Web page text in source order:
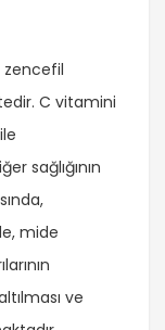
zencefil
C vitamini
sağlığının
mide
ve